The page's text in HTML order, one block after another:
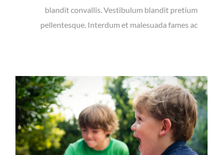
blandit convallis. Vestibulum blandit pretium
pellentesque. Interdum et malesuada fames ac